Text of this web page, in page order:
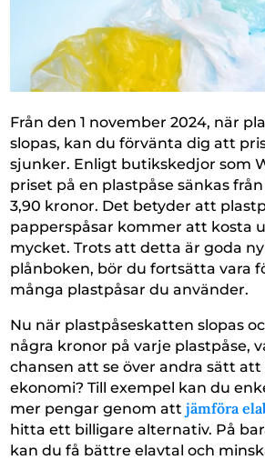
Från den 1 november 2024, när
slopas, kan du förvänta dig att
sjunker. Enligt butikskedjor som
priset på en plastpåse sänkas
3,90 kronor. Det betyder att
papperspåsar kommer att kosta
mycket. Trots att detta är goda
plånboken, bör du fortsätta vara
många plastpåsar du använder.
Nu när plastpåseskatten slopas
några kronor på varje plastpåse,
chansen att se över andra sätt
ekonomi? Till exempel kan du
mer pengar genom att jämföra
hitta ett billigare alternativ. På
kan du få bättre elavtal och